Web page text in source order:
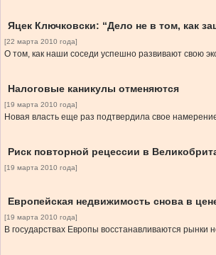
Яцек Ключковски: “Дело не в том, как
[22 марта 2010 года]
О том, как наши соседи успешно развивают свою
Налоговые каникулы отменяются
[19 марта 2010 года]
Новая власть еще раз подтвердила свое
Риск повторной рецессии в
[19 марта 2010 года]
Европейская недвижимость снова в
[19 марта 2010 года]
В государствах Европы восстанавливаются